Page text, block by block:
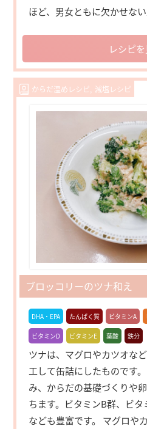
ほど、男女ともに欠かせない
レシピ
からだ温めレシピ 減塩レシピ
ブロッコリーのツナ和え
DHA・EPA たんぱく質 ビタミンA
ビタミンD ビタミンE 葉酸 鉄分
ツナは、マグロやカツオな
工して缶詰にしたものです
み、からだの基礎づくりや
ちます。ビタミンB群、ビ
なども豊富です。 マグロや